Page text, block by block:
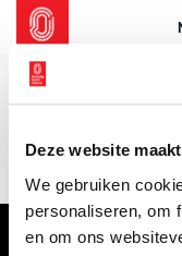
Deze website
We gebruiken
personaliseren, om
en om ons